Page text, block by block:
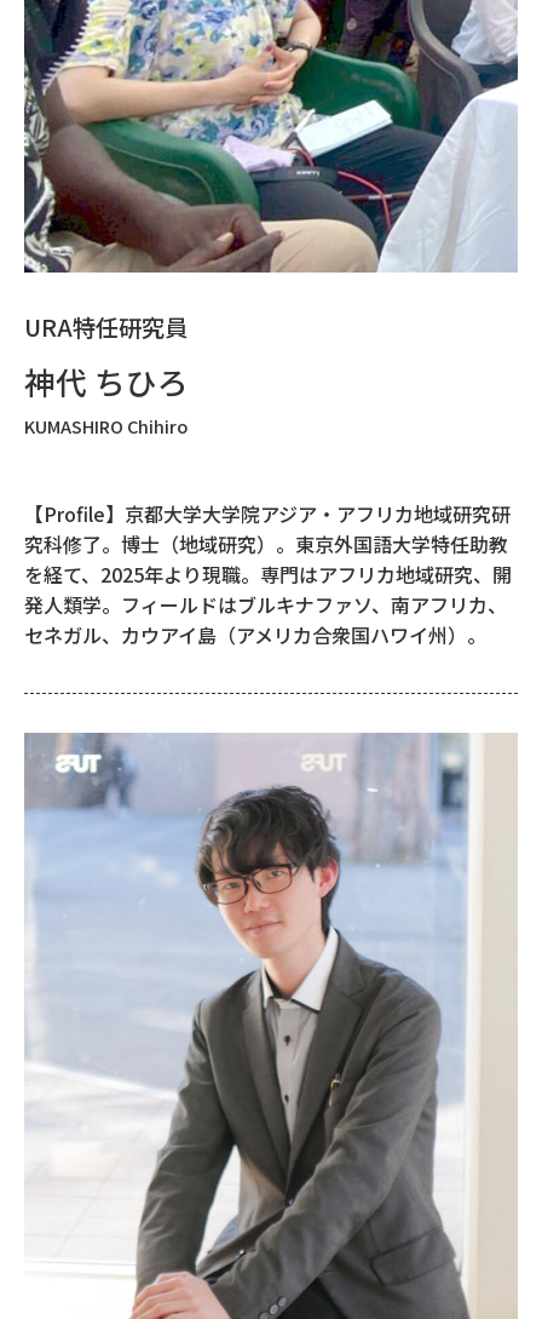
URA特任研究員
神代 ちひろ
KUMASHIRO Chihiro
【Profile】京都大学大学院アジア・アフリカ地域研究研
究科修了。博士（地域研究）。東京外国語大学特任助教
を経て、2025年より現職。専門はアフリカ地域研究、開
発人類学。フィールドはブルキナファソ、南アフリカ、
セネガル、カウアイ島（アメリカ合衆国ハワイ州）。